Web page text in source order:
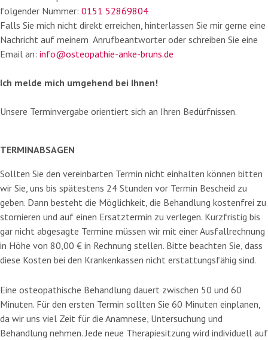
folgender Nummer: 0151 52869804
Falls Sie mich nicht direkt erreichen, hinterlassen Sie mir gerne eine
Nachricht auf meinem Anrufbeantworter oder schreiben Sie eine
Email an: info@osteopathie-anke-bruns.de
Ich melde mich umgehend bei Ihnen!
Unsere Terminvergabe orientiert sich an Ihren Bedürfnissen.
TERMINABSAGEN
Sollten Sie den vereinbarten Termin nicht einhalten können bitten
wir Sie, uns bis spätestens 24 Stunden vor Termin Bescheid zu
geben. Dann besteht die Möglichkeit, die Behandlung kostenfrei zu
stornieren und auf einen Ersatztermin zu verlegen. Kurzfristig bis
gar nicht abgesagte Termine müssen wir mit einer Ausfallrechnung
in Höhe von 80,00 € in Rechnung stellen. Bitte beachten Sie, dass
diese Kosten bei den Krankenkassen nicht erstattungsfähig sind.
Eine osteopathische Behandlung dauert zwischen 50 und 60
Minuten. Für den ersten Termin sollten Sie 60 Minuten einplanen,
da wir uns viel Zeit für die Anamnese, Untersuchung und
Behandlung nehmen. Jede neue Therapiesitzung wird individuell auf